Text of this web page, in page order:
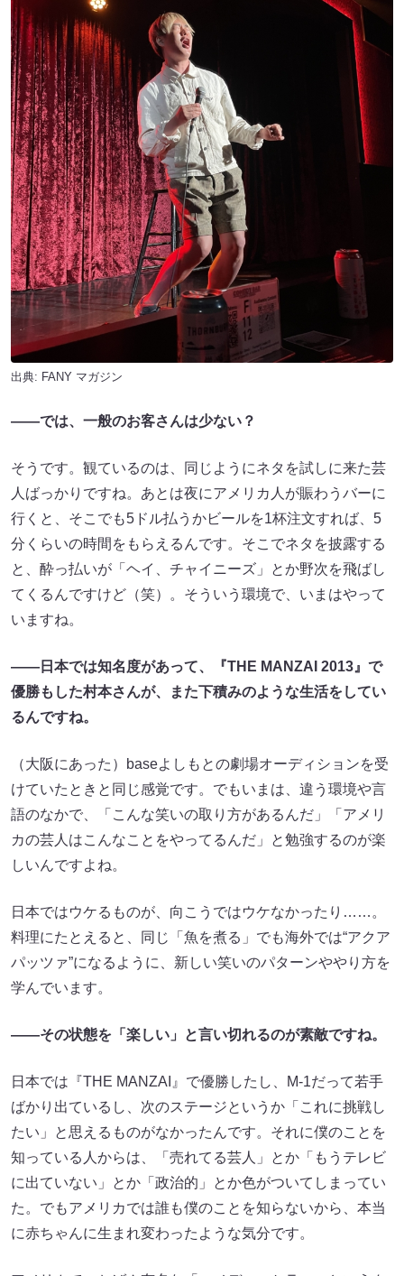
出典: FANY マガジン
――では、一般のお客さんは少ない？
そうです。観ているのは、同じようにネタを試しに来た芸
人ばっかりですね。あとは夜にアメリカ人が賑わうバーに
行くと、そこでも5ドル払うかビールを1杯注文すれば、5
分くらいの時間をもらえるんです。そこでネタを披露する
と、酔っ払いが「ヘイ、チャイニーズ」とか野次を飛ばし
てくるんですけど（笑）。そういう環境で、いまはやって
いますね。
――日本では知名度があって、『THE MANZAI 2013』で
優勝もした村本さんが、また下積みのような生活をしてい
るんですね。
（大阪にあった）baseよしもとの劇場オーディションを受
けていたときと同じ感覚です。でもいまは、違う環境や言
語のなかで、「こんな笑いの取り方があるんだ」「アメリ
カの芸人はこんなことをやってるんだ」と勉強するのが楽
しいんですよね。
日本ではウケるものが、向こうではウケなかったり……。
料理にたとえると、同じ「魚を煮る」でも海外では“アクア
パッツァ”になるように、新しい笑いのパターンややり方を
学んでいます。
――その状態を「楽しい」と言い切れるのが素敵ですね。
日本では『THE MANZAI』で優勝したし、M-1だって若手
ばかり出ているし、次のステージというか「これに挑戦し
たい」と思えるものがなかったんです。それに僕のことを
知っている人からは、「売れてる芸人」とか「もうテレビ
に出ていない」とか「政治的」とか色がついてしまってい
た。でもアメリカでは誰も僕のことを知らないから、本当
に赤ちゃんに生まれ変わったような気分です。